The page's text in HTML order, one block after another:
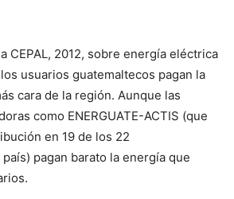
CEPAL, 2012, sobre energía eléctrica
usuarios guatemaltecos pagan la
cara de la región. Aunque las
como ENERGUATE-ACTIS (que
en 19 de los 22
pagan barato la energía que